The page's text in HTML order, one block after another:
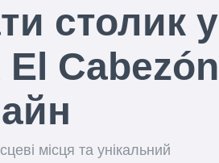
столик у
El Cabezón
місця та унікальний